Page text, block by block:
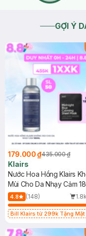
GỢI Ý
179.000 ₫435.000 ₫
Klairs
Nước Hoa Hồng Klairs
Mùi Cho Da Nhạy Cảm
4.8 (148)
Bill Klairs từ 299k Tặng Mặt
25ml (SL Có Hạn)